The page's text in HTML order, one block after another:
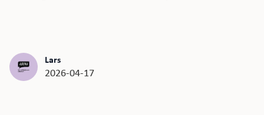
Lars
2026-04-17